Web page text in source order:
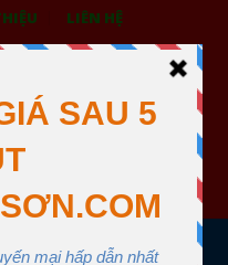
LIÊN HỆ
THÁI SƠN
QUẬN 12